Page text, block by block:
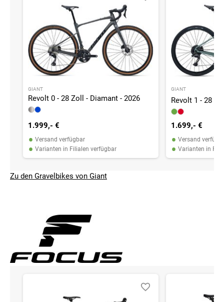
GIANT
Revolt 0 - 28 Zoll - Diamant - 2026
1.999,- €
• Versand verfügbar
• Varianten in Filialen verfügbar
GIANT
Revolt 1 - 28
1.699,- €
• Versand
• Varianten in
Zu den Gravelbikes von Giant